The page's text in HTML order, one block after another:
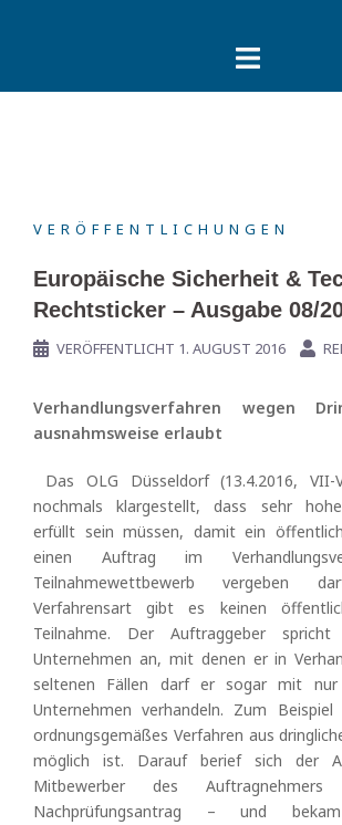
VERÖFFENTLICHUNGEN
Europäische Sicherheit &
Rechtsticker – Ausgabe 08/
VERÖFFENTLICHT 1. AUGUST 2016
Verhandlungsverfahren wegen
ausnahmsweise erlaubt
Das OLG Düsseldorf (13.4.2016,
nochmals klargestellt, dass sehr
erfüllt sein müssen, damit ein
einen Auftrag im
Teilnahmewettbewerb vergeben
Verfahrensart gibt es keinen
Teilnahme. Der Auftraggeber
Unternehmen an, mit denen er in
seltenen Fällen darf er sogar mit nur
Unternehmen verhandeln. Zum
ordnungsgemäßes Verfahren aus
möglich ist. Darauf berief sich der
Mitbewerber des
Nachprüfungsantrag – und